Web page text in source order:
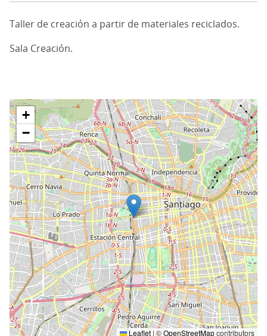
Taller de creación a partir de materiales reciclados.
Sala Creación.
+
−
Leaflet |©OpenStreetMapcontributors